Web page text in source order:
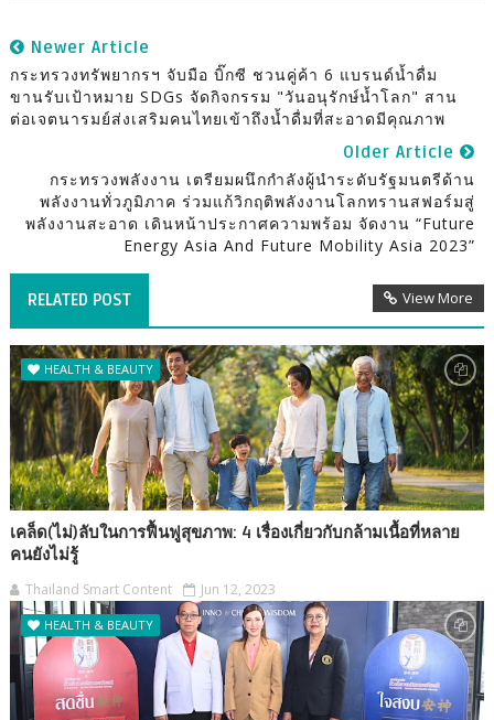
Newer Article
กระทรวงทรัพยากรฯ จับมือ บิ๊กซี ชวนคู่ค้า 6 แบรนด์น้ำดื่ม
ขานรับเป้าหมาย SDGs จัดกิจกรรม "วันอนุรักษ์น้ำโลก" สาน
ต่อเจตนารมย์ส่งเสริมคนไทยเข้าถึงน้ำดื่มที่สะอาดมีคุณภาพ
Older Article
กระทรวงพลังงาน เตรียมผนึกกำลังผู้นำระดับรัฐมนตรีด้าน
พลังงานทั่วภูมิภาค ร่วมแก้วิกฤติพลังงานโลกทรานสฟอร์มสู่
พลังงานสะอาด เดินหน้าประกาศความพร้อม จัดงาน “Future
Energy Asia And Future Mobility Asia 2023”
RELATED POST View More
HEALTH & BEAUTY
เคล็ด(ไม่)ลับในการฟื้นฟูสุขภาพ: 4 เรื่องเกี่ยวกับกล้ามเนื้อที่หลาย
คนยังไม่รู้
Thailand Smart Content Jun 12, 2023
HEALTH & BEAUTY